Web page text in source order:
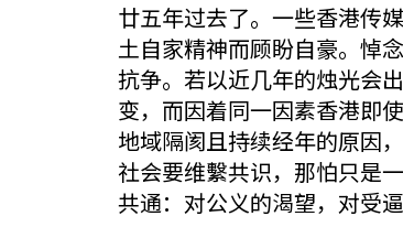
廿五年过去了。一些香港传
土自家精神而顾盼自豪。悼
抗争。若以近几年的烛光会
变，而因着同一因素香港即
地域隔阂且持续经年的原因
社会要维繫共识，那怕只是
共通：对公义的渴望，对受逼